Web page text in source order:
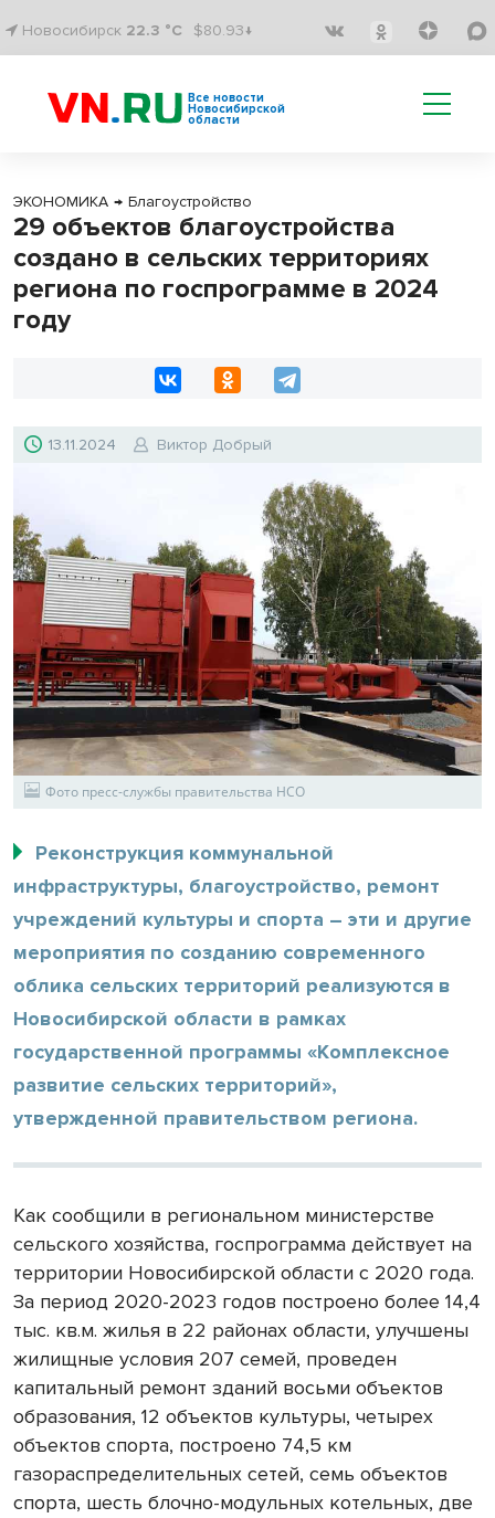
Новосибирск 22.3 °C $80.93↓
Все новости
Новосибирской
области
ЭКОНОМИКА → Благоустройство
29 объектов благоустройства
создано в сельских территориях
региона по госпрограмме в 2024
году
13.11.2024 Виктор Добрый
Фото пресс-службы правительства НСО
Реконструкция коммунальной
инфраструктуры, благоустройство, ремонт
учреждений культуры и спорта – эти и другие
мероприятия по созданию современного
облика сельских территорий реализуются в
Новосибирской области в рамках
государственной программы «Комплексное
развитие сельских территорий»,
утвержденной правительством региона.
Как сообщили в региональном министерстве
сельского хозяйства, госпрограмма действует на
территории Новосибирской области с 2020 года.
За период 2020-2023 годов построено более 14,4
тыс. кв.м. жилья в 22 районах области, улучшены
жилищные условия 207 семей, проведен
капитальный ремонт зданий восьми объектов
образования, 12 объектов культуры, четырех
объектов спорта, построено 74,5 км
газораспределительных сетей, семь объектов
спорта, шесть блочно-модульных котельных, две